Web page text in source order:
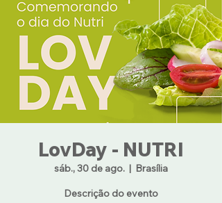
LovDay - NUTRI
sáb., 30 de ago.
  |
Brasília
Descrição do evento